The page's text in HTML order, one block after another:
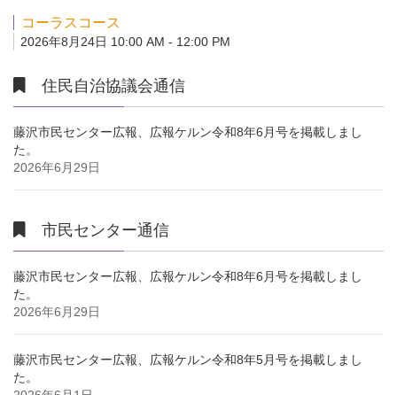
コーラスコース
2026年8月24日 10:00 AM - 12:00 PM
住民自治協議会通信
藤沢市民センター広報、広報ケルン令和8年6月号を掲載しまし
た。
2026年6月29日
市民センター通信
藤沢市民センター広報、広報ケルン令和8年6月号を掲載しまし
た。
2026年6月29日
藤沢市民センター広報、広報ケルン令和8年5月号を掲載しまし
た。